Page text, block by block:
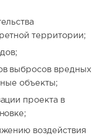
территории;
выбросов вредных
объекты;
проекта в
воздействия